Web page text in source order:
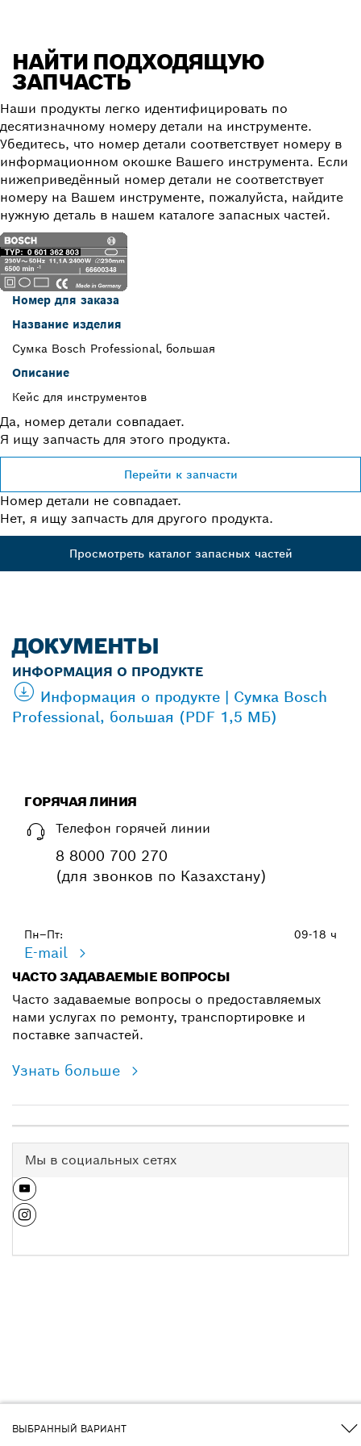
ВЫБРАННЫЙ ВАРИАНТ
НАЙТИ ПОДХОДЯЩУЮ
ЗАПЧАСТЬ
Наши продукты легко идентифицировать по
десятизначному номеру детали на инструменте.
Убедитесь, что номер детали соответствует номеру в
информационном окошке Вашего инструмента. Если
нижеприведённый номер детали не соответствует
номеру на Вашем инструменте, пожалуйста, найдите
нужную деталь в нашем каталоге запасных частей.
Номер для заказа
Название изделия
Сумка Bosch Professional, большая
Описание
Кейс для инструментов
Да, номер детали совпадает.
Я ищу запчасть для этого продукта.
Перейти к запчасти
Номер детали не совпадает.
Нет, я ищу запчасть для другого продукта.
Просмотреть каталог запасных частей
ДОКУМЕНТЫ
ИНФОРМАЦИЯ О ПРОДУКТЕ
Информация о продукте | Сумка Bosch
Professional, большая (PDF 1,5 МБ)
ГОРЯЧАЯ ЛИНИЯ
Телефон горячей линии
8 8000 700 270
(для звонков по Казахстану)
Пн–Пт: 09-18 ч
E-mail
ЧАСТО ЗАДАВАЕМЫЕ ВОПРОСЫ
Часто задаваемые вопросы о предоставляемых
нами услугах по ремонту, транспортировке и
поставке запчастей.
Узнать больше
Мы в социальных сетях